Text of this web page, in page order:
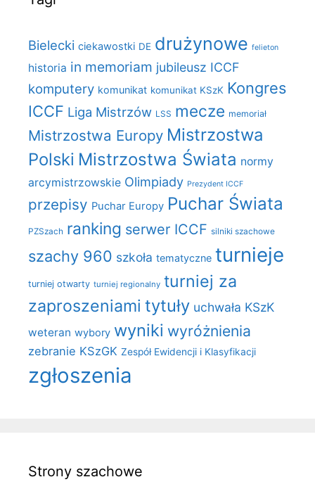
Bielecki ciekawostki DE drużynowe felieton
historia in memoriam jubileusz ICCF
komputery komunikat komunikat KSzK Kongres
ICCF Liga Mistrzów LSS mecze memoriał
Mistrzostwa Europy Mistrzostwa
Polski Mistrzostwa Świata normy
arcymistrzowskie Olimpiady Prezydent ICCF
przepisy Puchar Europy Puchar Świata
PZSzach ranking serwer ICCF silniki szachowe
szachy 960 szkoła tematyczne turnieje
turniej otwarty turniej regionalny turniej za
zaproszeniami tytuły uchwała KSzK
weteran wybory wyniki wyróżnienia
zebranie KSzGK Zespół Ewidencji i Klasyfikacji
zgłoszenia
Strony szachowe